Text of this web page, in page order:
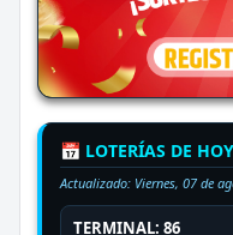
📅 LOTERÍAS DE HOY
Actualizado: Viernes, 07 de
TERMINAL: 86